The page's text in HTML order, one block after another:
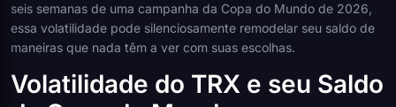
seis semanas de uma campanha da Copa do Mundo de 2026,
essa volatilidade pode silenciosamente remodelar seu saldo de
maneiras que nada têm a ver com suas escolhas.
Volatilidade do TRX e seu Saldo